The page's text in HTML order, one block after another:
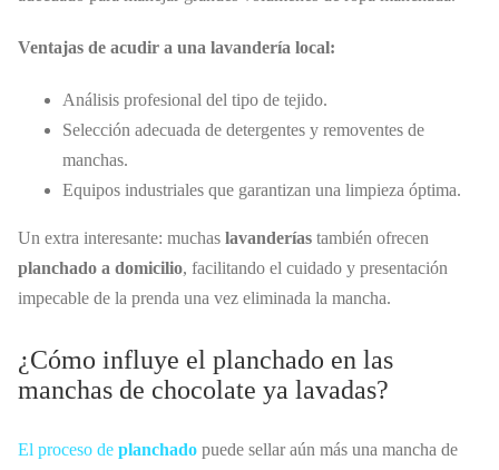
Ventajas de acudir a una lavandería local:
Análisis profesional del tipo de tejido.
Selección adecuada de detergentes y removentes de
manchas.
Equipos industriales que garantizan una limpieza óptima.
Un extra interesante: muchas lavanderías también ofrecen
planchado a domicilio, facilitando el cuidado y presentación
impecable de la prenda una vez eliminada la mancha.
¿Cómo influye el planchado en las
manchas de chocolate ya lavadas?
El proceso de planchado puede sellar aún más una mancha de